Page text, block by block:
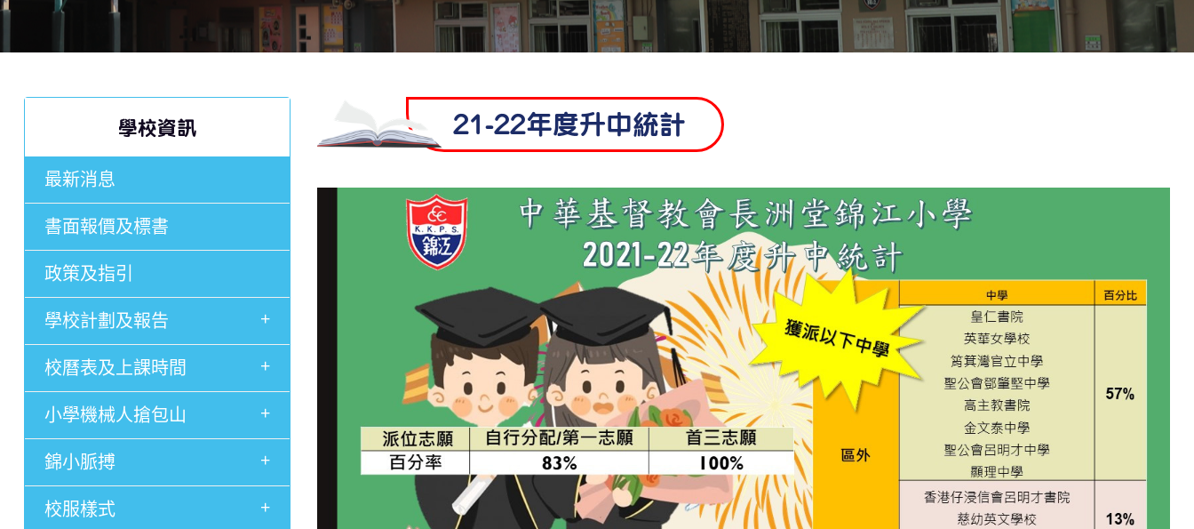
學校資訊
最新消息
書面報價及標書
政策及指引
學校計劃及報告
+
校曆表及上課時間 +
小學機械人搶包山 +
錦小脈搏 +
校服樣式 +
21-22年度升中統計